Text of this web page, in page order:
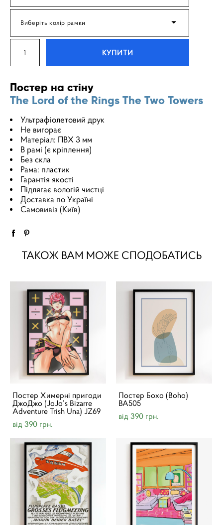
Виберіть колір рамки
КУПИТИ
Постер на стіну
The Lord of the Rings The Two Towers
Ультрафіолетовий друк
Не вигорає
Матеріал: ПВХ 3 мм
В рамі (є кріплення)
Без скла
Рама: пластик
Гарантія якості
Підлягає вологій чистці
Доставка по Україні
Самовивіз (Київ)
ТАКОЖ ВАМ МОЖЕ СПОДОБАТИСЬ
Постер Химерні пригоди
ДжоДжо (JoJo’s Bizarre
Adventure Trish Una) JZ69
від 390 грн.
Постер Бохо (Boho)
BA505
від 390 грн.